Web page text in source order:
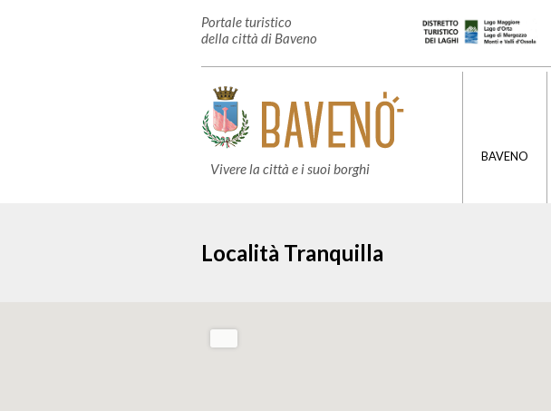
Portale turistico
della città di Baveno
Vivere la città e i suoi borghi
BAVENO
Località Tranquilla